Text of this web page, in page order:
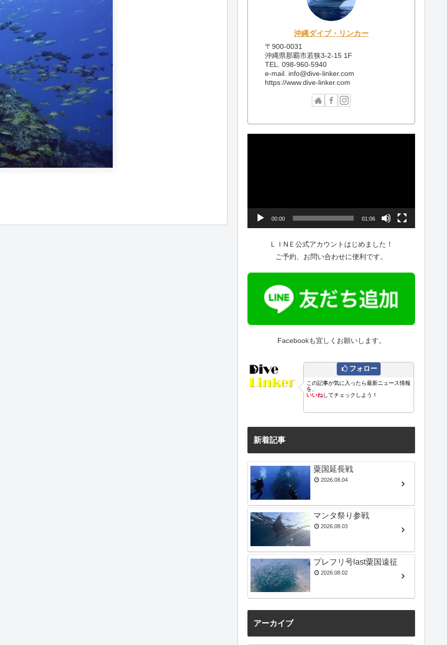
沖縄ダイブ・リンカー
〒900-0031
沖縄県那覇市若狭3-2-15 1F
TEL. 098-960-5940
e-mail. info@dive-linker.com
https://www.dive-linker.com
00:00 01:06
ＬＩNＥ公式アカウントはじめました！
ご予約、お問い合わせに便利です。
Facebookも宜しくお願いします。
フォロー
この記事が気に入ったら最新ニュース情報
を、
いいねしてチェックしよう！
新着記事
粟国延長戦
2026.08.04
マンタ祭り参戦
2026.08.03
プレフリ号last粟国遠征
2026.08.02
アーカイブ